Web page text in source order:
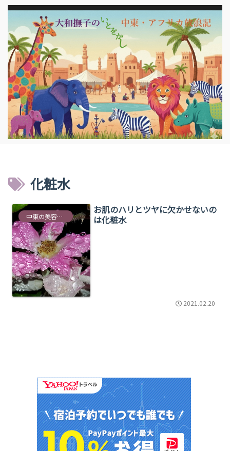
化粧水
中東の美容情報
お肌のハリとツヤに欠かせないの
は化粧水
2021.02.20